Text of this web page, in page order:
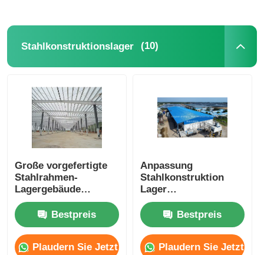
Stahlkonstruktionslager (10)
Große vorgefertigte
Stahlrahmen-
Lagergebäude
Metallkonstruktion
Lagerhalle Fertigteil-
Werkstatt
Bestpreis
Plaudern Sie Jetzt
Anpassung
Stahlkonstruktion
Lager
Umweltschonend
Q235 Q355B C und Z
Purlin
Bestpreis
Plaudern Sie Jetzt